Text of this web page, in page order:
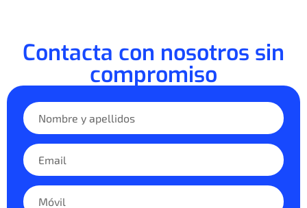
Contacta con nosotros sin
compromiso